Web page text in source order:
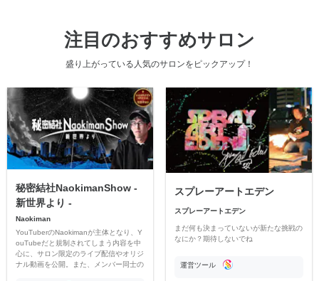
注目のおすすめサロン
盛り上がっている人気のサロンをピックアップ！
秘密結社NaokimanShow -
新世界より -
Naokiman
YouTuberのNaokimanが主体となり、Y
ouTubeだと規制されてしまう内容を中
心に、サロン限定のライブ配信やオリジ
ナル動画を公開。また、メンバー同士の
スプレーアートエデン
スプレーアートエデン
まだ何も決まっていないが新たな挑戦の
なにか？期待しないでね
運営ツール